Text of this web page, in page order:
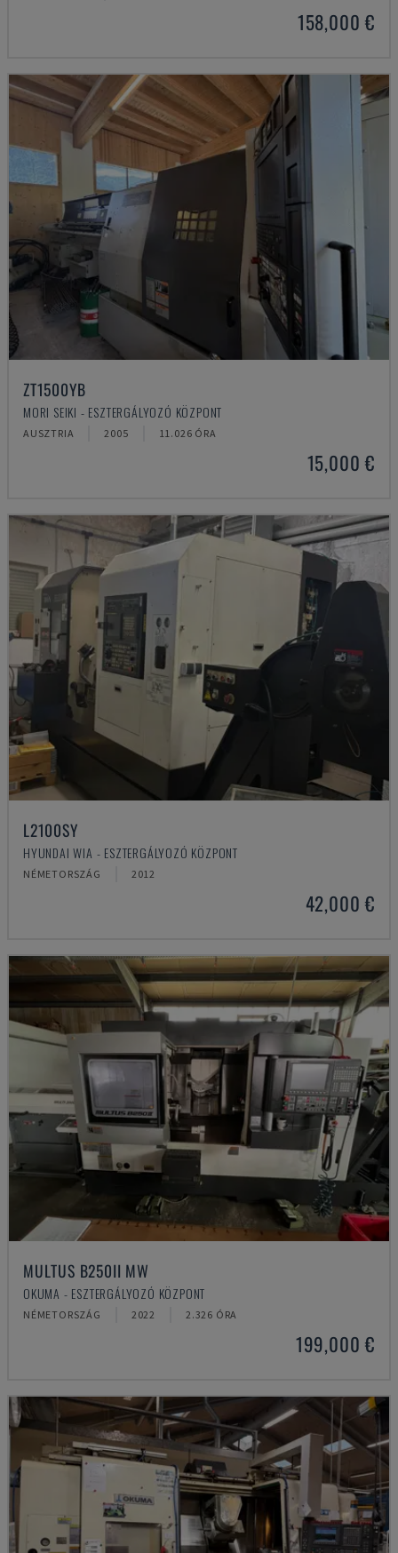
158,000 €
ZT1500YB
MORI SEIKI - ESZTERGÁLYOZÓ KÖZPONT
AUSZTRIA 2005 11.026 ÓRA
15,000 €
L2100SY
HYUNDAI WIA - ESZTERGÁLYOZÓ KÖZPONT
NÉMETORSZÁG 2012
42,000 €
MULTUS B250II MW
OKUMA - ESZTERGÁLYOZÓ KÖZPONT
NÉMETORSZÁG 2022 2.326 ÓRA
199,000 €